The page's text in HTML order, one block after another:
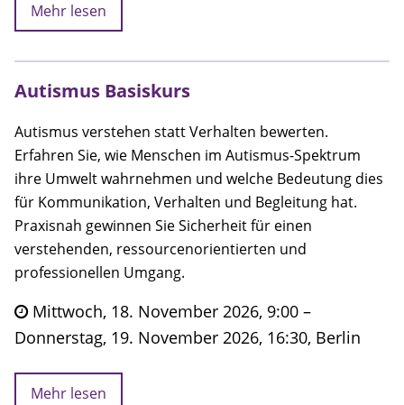
Mehr lesen
Autismus Basiskurs
Autismus verstehen statt Verhalten bewerten.
Erfahren Sie, wie Menschen im Autismus-Spektrum
ihre Umwelt wahrnehmen und welche Bedeutung dies
für Kommunikation, Verhalten und Begleitung hat.
Praxisnah gewinnen Sie Sicherheit für einen
verstehenden, ressourcenorientierten und
professionellen Umgang.
Mittwoch, 18. November 2026, 9:00 –
Donnerstag, 19. November 2026, 16:30, Berlin
Mehr lesen